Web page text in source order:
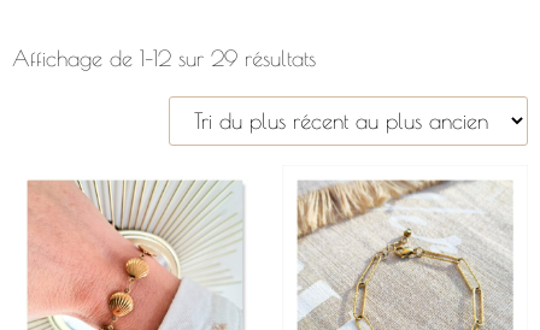
Affichage de 1–12 sur 29 résultats